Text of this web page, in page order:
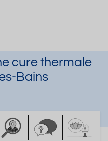
cure thermale
Bains